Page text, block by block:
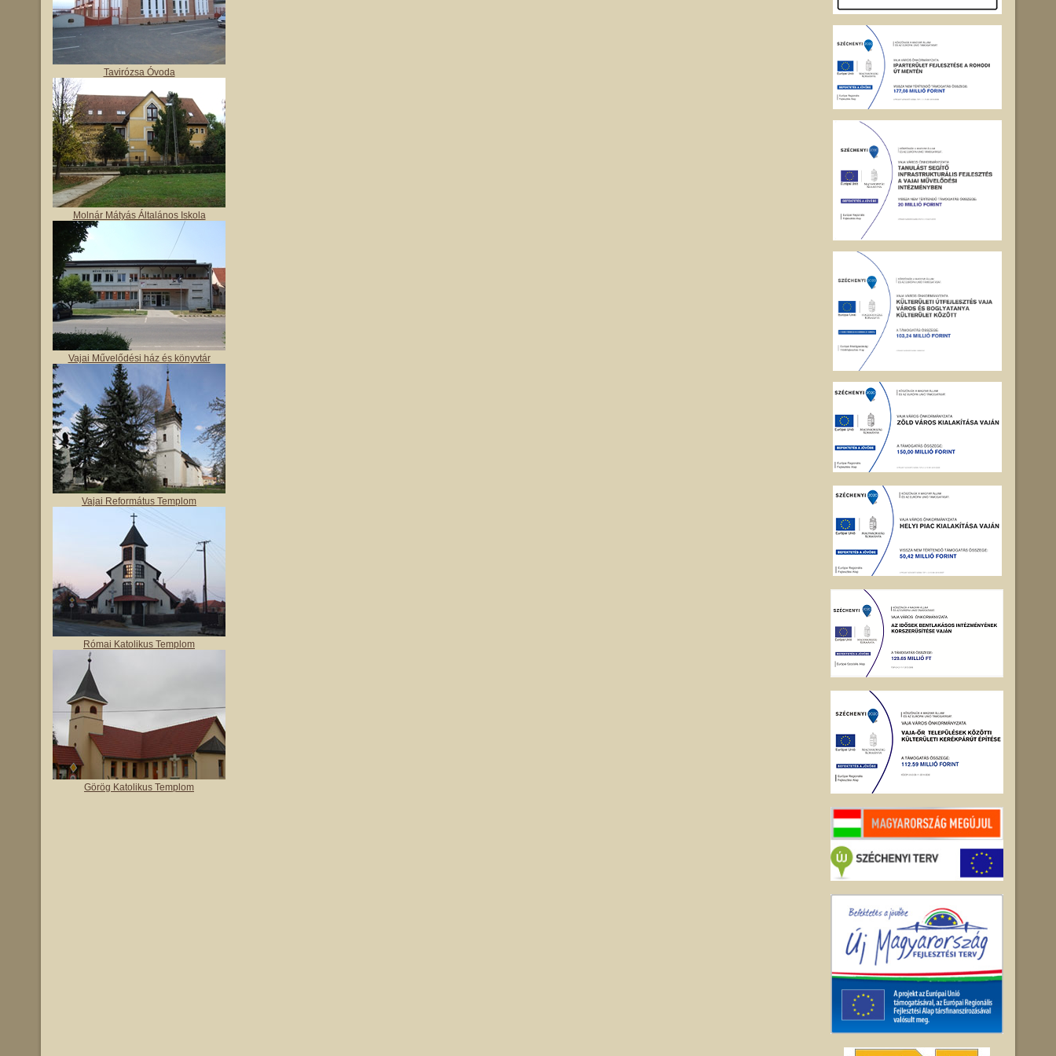
Tavirózsa Óvoda
Molnár Mátyás Általános Iskola
Vajai Művelődési ház és könyvtár
Vajai Református Templom
Római Katolikus Templom
Görög Katolikus Templom